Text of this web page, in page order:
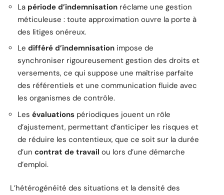
La période d’indemnisation réclame une gestion
méticuleuse : toute approximation ouvre la porte à
des litiges onéreux.
Le différé d’indemnisation impose de
synchroniser rigoureusement gestion des droits et
versements, ce qui suppose une maîtrise parfaite
des référentiels et une communication fluide avec
les organismes de contrôle.
Les évaluations périodiques jouent un rôle
d’ajustement, permettant d’anticiper les risques et
de réduire les contentieux, que ce soit sur la durée
d’un contrat de travail ou lors d’une démarche
d’emploi.
L’hétérogénéité des situations et la densité des